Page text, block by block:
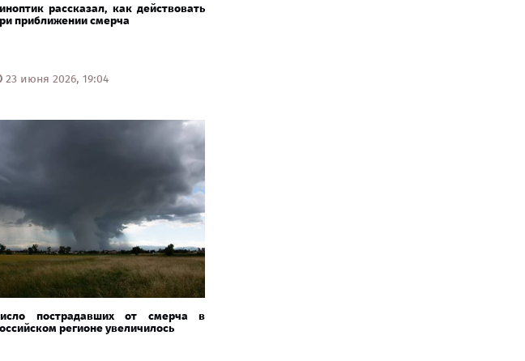
рассказал, как действовать
приближении смерча
23 июня 2026, 19:04
пострадавших от смерча в
регионе увеличилось